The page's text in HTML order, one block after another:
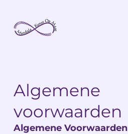
content
Algemene
voorwaarden
Algemene Voorwaarden